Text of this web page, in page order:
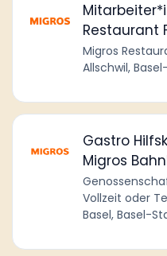
Restaurant
Migros
Allschwil,
Gastro
Migros
Vollzeit oder
Basel, Basel-